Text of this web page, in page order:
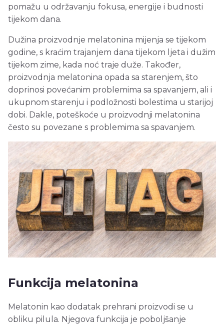
pomažu u održavanju fokusa, energije i budnosti
tijekom dana.
Dužina proizvodnje melatonina mijenja se tijekom
godine, s kraćim trajanjem dana tijekom ljeta i dužim
tijekom zime, kada noć traje duže. Također,
proizvodnja melatonina opada sa starenjem, što
doprinosi povećanim problemima sa spavanjem, ali i
ukupnom starenju i podložnosti bolestima u starijoj
dobi. Dakle, poteškoće u proizvodnji melatonina
često su povezane s problemima sa spavanjem.
Funkcija melatonina
Melatonin kao dodatak prehrani proizvodi se u
obliku pilula. Njegova funkcija je poboljšanje